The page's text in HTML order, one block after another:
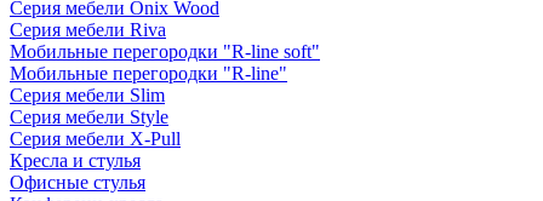
Серия мебели Onix Wood
Серия мебели Riva
Мобильные перегородки "R-line soft"
Мобильные перегородки "R-line"
Серия мебели Slim
Серия мебели Style
Серия мебели X-Pull
Кресла и стулья
Офисные стулья